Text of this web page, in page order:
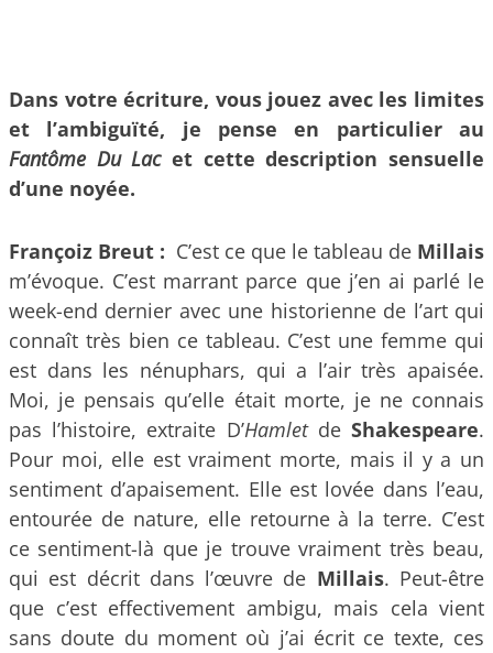
Dans votre écriture, vous jouez avec les limites
et l’ambiguïté, je pense en particulier au
Fantôme Du Lacet cette description sensuelle
d’une noyée.
Françoiz Breut : C’est ce que le tableau de Millais
m’évoque. C’est marrant parce que j’en ai parlé le
week-end dernier avec une historienne de l’art qui
connaît très bien ce tableau. C’est une femme qui
est dans les nénuphars, qui a l’air très apaisée.
Moi, je pensais qu’elle était morte, je ne connais
pas l’histoire, extraite D’Hamlet deShakespeare.
Pour moi, elle est vraiment morte, mais il y a un
sentiment d’apaisement. Elle est lovée dans l’eau,
entourée de nature, elle retourne à la terre. C’est
ce sentiment-là que je trouve vraiment très beau,
qui est décrit dans l’œuvre de Millais. Peut-être
que c’est effectivement ambigu, mais cela vient
sans doute du moment où j’ai écrit ce texte, ces